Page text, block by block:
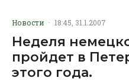
Новости · 18:45, 31.1.2007
Неделя
пройдет в
этого года.